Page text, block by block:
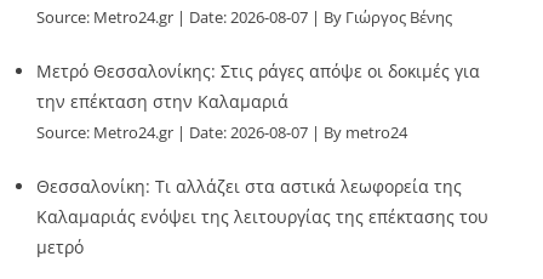
Source: Metro24.gr Date: 2026-08-07 By Γιώργος Βένης
Μετρό Θεσσαλονίκης: Στις ράγες απόψε οι δοκιμές για
την επέκταση στην Καλαμαριά
Source: Metro24.gr Date: 2026-08-07 By metro24
Θεσσαλονίκη: Τι αλλάζει στα αστικά λεωφορεία της
Καλαμαριάς ενόψει της λειτουργίας της επέκτασης του
μετρό